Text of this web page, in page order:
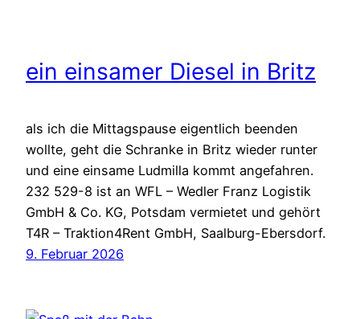
ein einsamer Diesel in Britz
als ich die Mittagspause eigentlich beenden
wollte, geht die Schranke in Britz wieder runter
und eine einsame Ludmilla kommt angefahren.
232 529-8 ist an WFL – Wedler Franz Logistik
GmbH & Co. KG, Potsdam vermietet und gehört
T4R – Traktion4Rent GmbH, Saalburg-Ebersdorf.
9. Februar 2026